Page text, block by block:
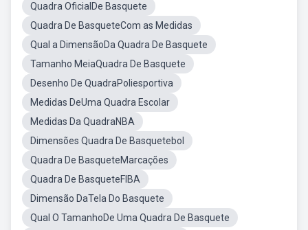
Quadra OficialDe Basquete
Quadra De BasqueteCom as Medidas
Qual a DimensãoDa Quadra De Basquete
Tamanho MeiaQuadra De Basquete
Desenho De QuadraPoliesportiva
Medidas DeUma Quadra Escolar
Medidas Da QuadraNBA
Dimensões Quadra De Basquetebol
Quadra De BasqueteMarcações
Quadra De BasqueteFIBA
Dimensão DaTela Do Basquete
Qual O TamanhoDe Uma Quadra De Basquete